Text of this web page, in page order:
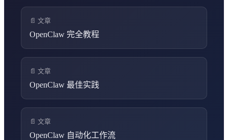
📄 文章
OpenClaw 完全教程
📄 文章
OpenClaw 最佳实践
📄 文章
OpenClaw 自动化工作流